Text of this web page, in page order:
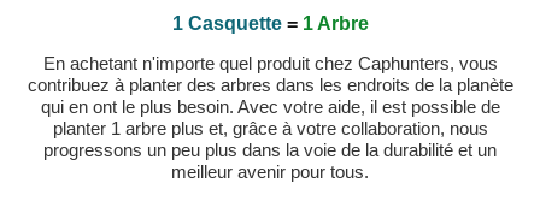
1 Casquette= 1 Arbre
En achetant n'importe quel produit chez Caphunters, vous
contribuez à planter des arbres dans les endroits de la planète
qui en ont le plus besoin. Avec votre aide, il est possible de
planter 1 arbre plus et, grâce à votre collaboration, nous
progressons un peu plus dans la voie de la durabilité et un
meilleur avenir pour tous.